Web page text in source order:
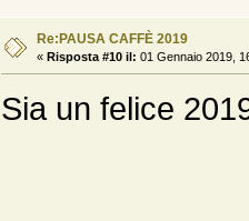
Re:PAUSA CAFFÈ 2019
« Risposta #10 il: 01 Gennaio 2019,
Sia un felice